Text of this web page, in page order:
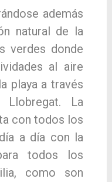
además
natural de la
verdes donde
al aire
playa a través
La
con todos los
a día con la
todos los
como son